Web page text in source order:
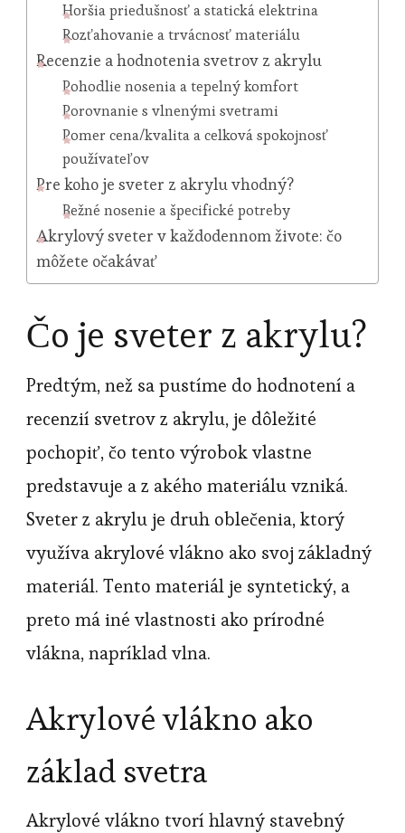
Horšia priedušnosť a statická elektrina
Rozťahovanie a trvácnosť materiálu
Recenzie a hodnotenia svetrov z akrylu
Pohodlie nosenia a tepelný komfort
Porovnanie s vlnenými svetrami
Pomer cena/kvalita a celková spokojnosť
používateľov
Pre koho je sveter z akrylu vhodný?
Bežné nosenie a špecifické potreby
Akrylový sveter v každodennom živote: čo
môžete očakávať
Čo je sveter z akrylu?
Predtým, než sa pustíme do hodnotení a
recenzií svetrov z akrylu, je dôležité
pochopiť, čo tento výrobok vlastne
predstavuje a z akého materiálu vzniká.
Sveter z akrylu je druh oblečenia, ktorý
využíva akrylové vlákno ako svoj základný
materiál. Tento materiál je syntetický, a
preto má iné vlastnosti ako prírodné
vlákna, napríklad vlna.
Akrylové vlákno ako
základ svetra
Akrylové vlákno tvorí hlavný stavebný